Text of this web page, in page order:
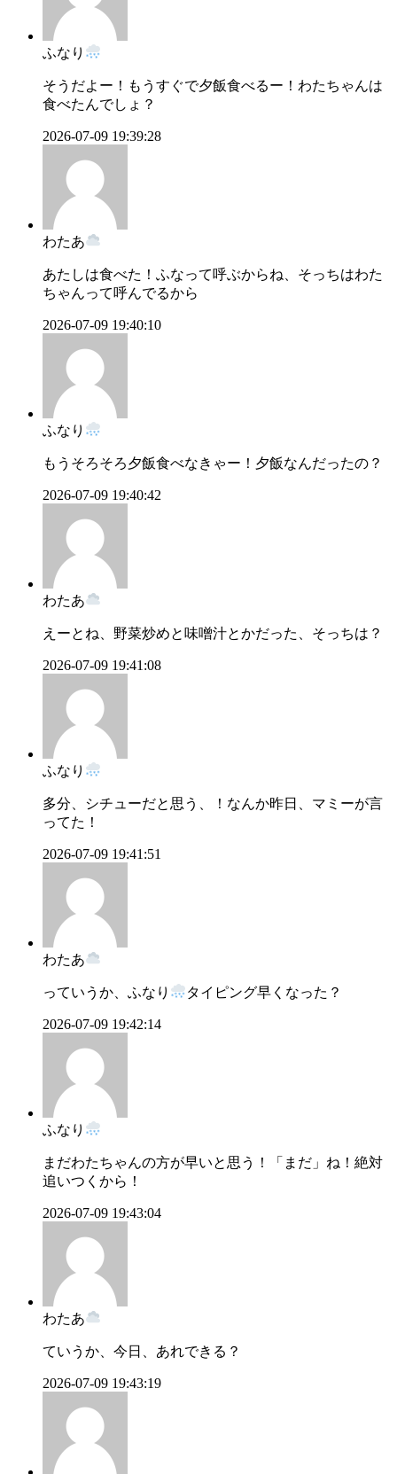
ふなり
そうだよー！もうすぐで夕飯食べるー！わたちゃんは
食べたんでしょ？
2026-07-09 19:39:28
わたあ
あたしは食べた！ふなって呼ぶからね、そっちはわた
ちゃんって呼んでるから
2026-07-09 19:40:10
ふなり
もうそろそろ夕飯食べなきゃー！夕飯なんだったの？
2026-07-09 19:40:42
わたあ
えーとね、野菜炒めと味噌汁とかだった、そっちは？
2026-07-09 19:41:08
ふなり
多分、シチューだと思う、！なんか昨日、マミーが言
ってた！
2026-07-09 19:41:51
わたあ
っていうか、ふなり タイピング早くなった？
2026-07-09 19:42:14
ふなり
まだわたちゃんの方が早いと思う！「まだ」ね！絶対
追いつくから！
2026-07-09 19:43:04
わたあ
ていうか、今日、あれできる？
2026-07-09 19:43:19